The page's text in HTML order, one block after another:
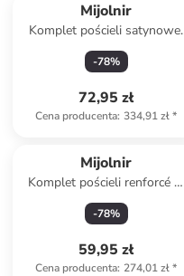
Mijolnir
Komplet pościeli satynowej
"Leoluxe" w kolorze
kremowo-jasnobrązowym
-78%
72,95 zł
Cena producenta: 334,91 zł*
Mijolnir
Komplet pościeli renforcé w
kolorze turkusowym
-78%
59,95 zł
Cena producenta: 274,01 zł*